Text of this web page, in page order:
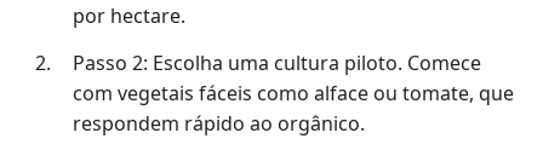
por hectare.
Passo 2: Escolha uma cultura piloto. Comece
com vegetais fáceis como alface ou tomate, que
respondem rápido ao orgânico.